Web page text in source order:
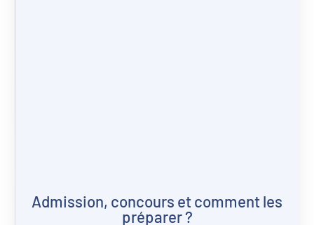
Admission, concours et comment les
préparer ?